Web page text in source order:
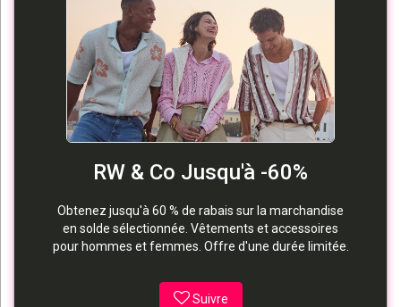
RW & Co Jusqu'à -60%
Obtenez jusqu'à 60 % de rabais sur la marchandise
en solde sélectionnée. Vêtements et accessoires
pour hommes et femmes. Offre d'une durée limitée.
Suivre